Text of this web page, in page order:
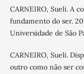
CARNEIRO, Sueli. A
fundamento do ser.
Universidade de São
CARNEIRO, Sueli.
outro como não ser